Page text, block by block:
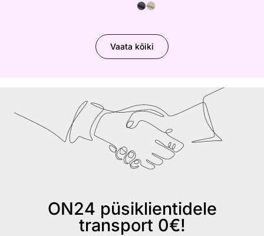
Vaata kõiki
ON24 püsiklientidele
transport 0€!